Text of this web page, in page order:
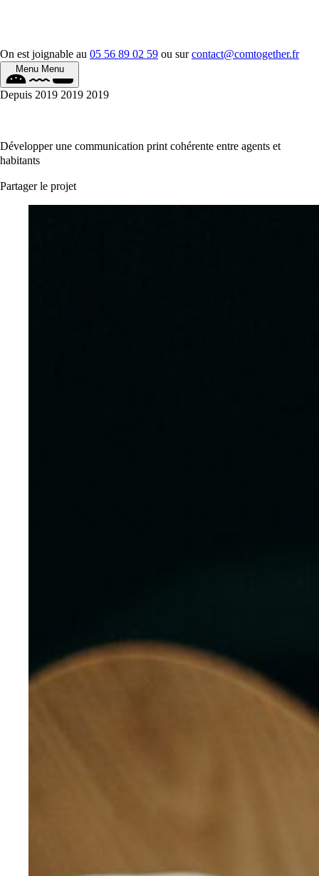
On est joignable au 05 56 89 02 59 ou surcontact@comtogether.fr
Menu Menu
Depuis 2019 2019 2019
Développer une communication print cohérente entre agents et
habitants
Partager le projet